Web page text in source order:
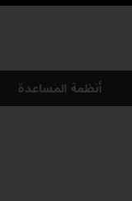
أنظمة المساعدة